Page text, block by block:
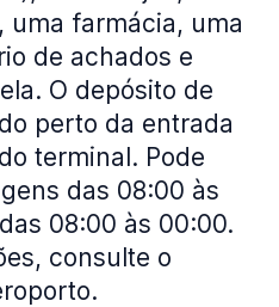
uma farmácia, uma
de achados e
O depósito de
perto da entrada
terminal. Pode
das 08:00 às
08:00 às 00:00.
consulte o